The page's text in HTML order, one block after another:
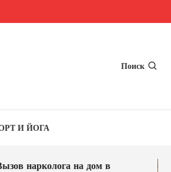
Поиск
И ЙОГА
нарколога на дом в